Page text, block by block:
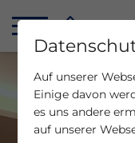
Auf unserer
Einige davon
es uns andere
auf unserer